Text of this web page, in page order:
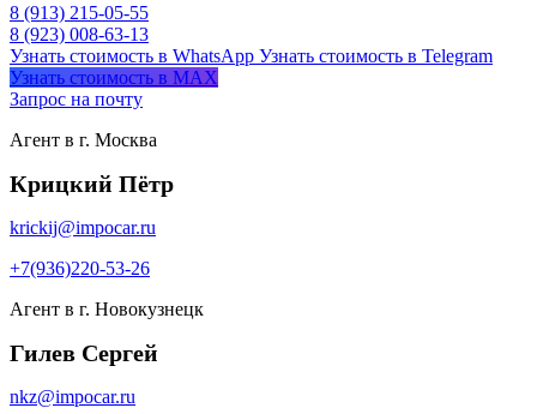
8 (913) 215-05-55
8 (923) 008-63-13
Узнать стоимость в WhatsApp Узнать стоимость в Telegram
Узнать стоимость в MAX
Запрос на почту
Агент в г. Москва
Крицкий Пётр
krickij@impocar.ru
+7(936)220-53-26
Агент в г. Новокузнецк
Гилев Сергей
nkz@impocar.ru